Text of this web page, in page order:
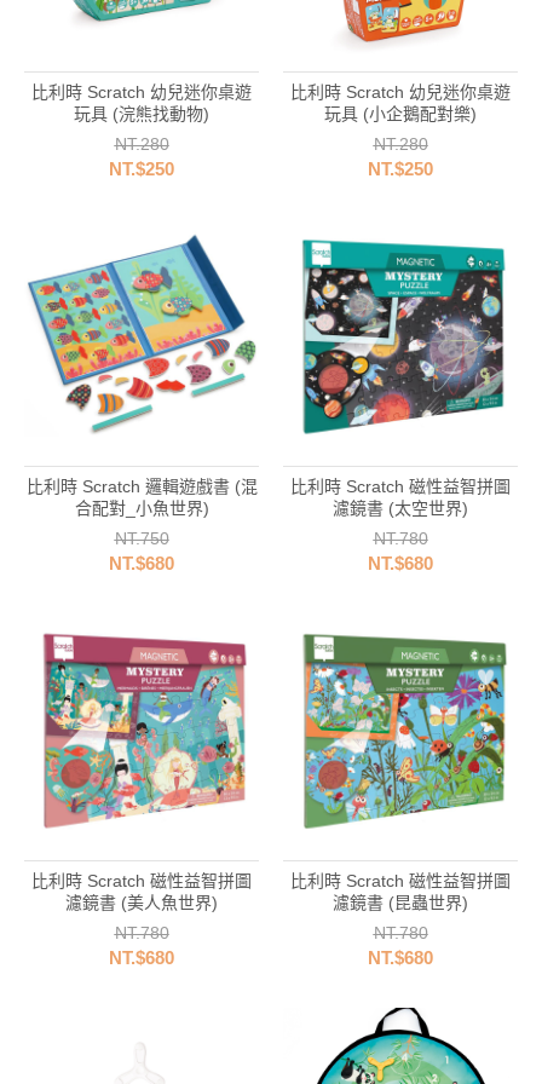
比利時 Scratch 幼兒迷你桌遊
玩具 (浣熊找動物)
NT.280
NT.$250
比利時 Scratch 幼兒迷你桌遊
玩具 (小企鵝配對樂)
NT.280
NT.$250
比利時 Scratch 邏輯遊戲書 (混
合配對_小魚世界)
NT.750
NT.$680
比利時 Scratch 磁性益智拼圖
濾鏡書 (太空世界)
NT.780
NT.$680
比利時 Scratch 磁性益智拼圖
濾鏡書 (美人魚世界)
NT.780
NT.$680
比利時 Scratch 磁性益智拼圖
濾鏡書 (昆蟲世界)
NT.780
NT.$680